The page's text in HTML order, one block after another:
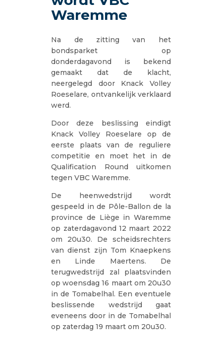
Waremme
Na de zitting van het
bondsparket op
donderdagavond is bekend
gemaakt dat de klacht,
neergelegd door Knack Volley
Roeselare, ontvankelijk verklaard
werd.
Door deze beslissing eindigt
Knack Volley Roeselare op de
eerste plaats van de reguliere
competitie en moet het in de
Qualification Round uitkomen
tegen VBC Waremme.
De heenwedstrijd wordt
gespeeld in de Pôle-Ballon de la
province de Liège in Waremme
op zaterdagavond 12 maart 2022
om 20u30. De scheidsrechters
van dienst zijn Tom Knaepkens
en Linde Maertens. De
terugwedstrijd zal plaatsvinden
op woensdag 16 maart om 20u30
in de Tomabelhal. Een eventuele
beslissende wedstrijd gaat
eveneens door in de Tomabelhal
op zaterdag 19 maart om 20u30.